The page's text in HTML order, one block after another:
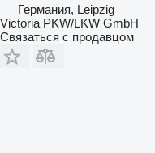
Германия, Leipzig
Victoria PKW/LKW GmbH
Связаться с продавцом